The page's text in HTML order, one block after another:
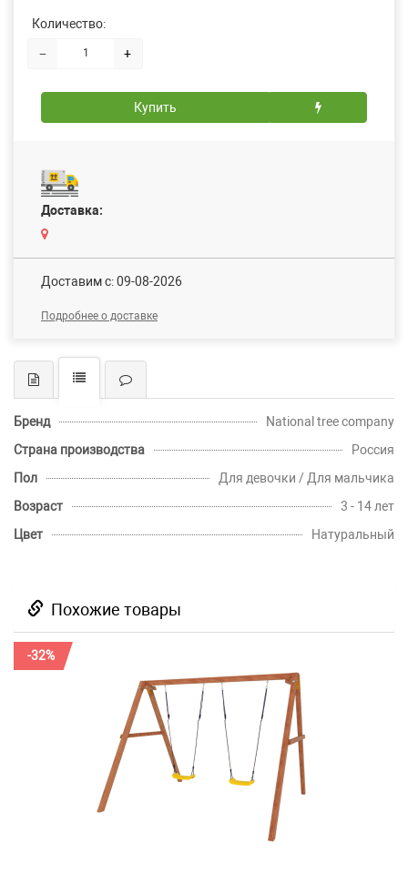
Количество:
− +
Купить
Доставка:
Доставим c: 09-08-2026
Подробнее о доставке
Бренд
National tree company
Страна производства
Россия
Пол
Для девочки / Для мальчика
Возраст
3 - 14 лет
Цвет
Натуральный
Похожие товары
-32%